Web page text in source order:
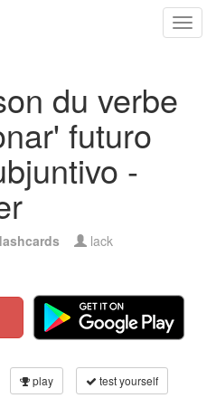
du verbe
futuro
-
lack
play test yourself